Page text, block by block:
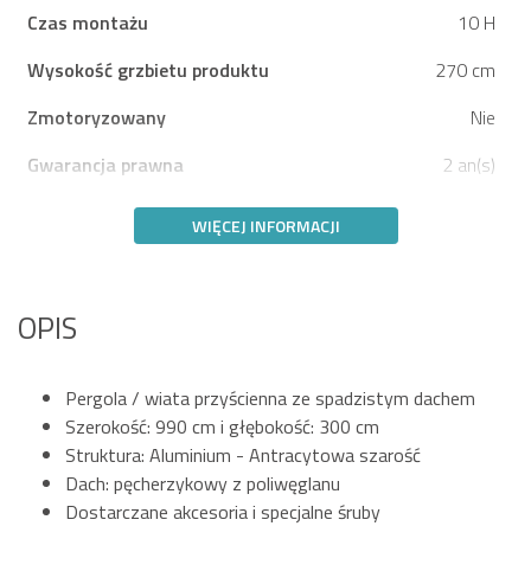
Czas montażu
10 H
Wysokość grzbietu produktu
270 cm
Zmotoryzowany
Nie
Gwarancja prawna
2 an(s)
WIĘCEJ INFORMACJI
OPIS
Pergola / wiata przyścienna ze spadzistym dachem
Szerokość: 990 cm i głębokość: 300 cm
Struktura: Aluminium - Antracytowa szarość
Dach: pęcherzykowy z poliwęglanu
Dostarczane akcesoria i specjalne śruby